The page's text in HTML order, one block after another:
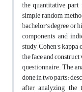
the quantitative
simple random
bachelor’s degree or
components and
study, Cohen's
the face and
questionnaire. The
done in two parts:
after analyzing the